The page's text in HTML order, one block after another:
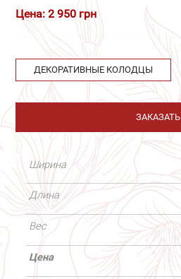
Цена: 2 950 грн
ДЕКОРАТИВНЫЕ КОЛОДЦЫ
ЗАКАЗАТЬ
Ширина
Длина
Вес
Цена